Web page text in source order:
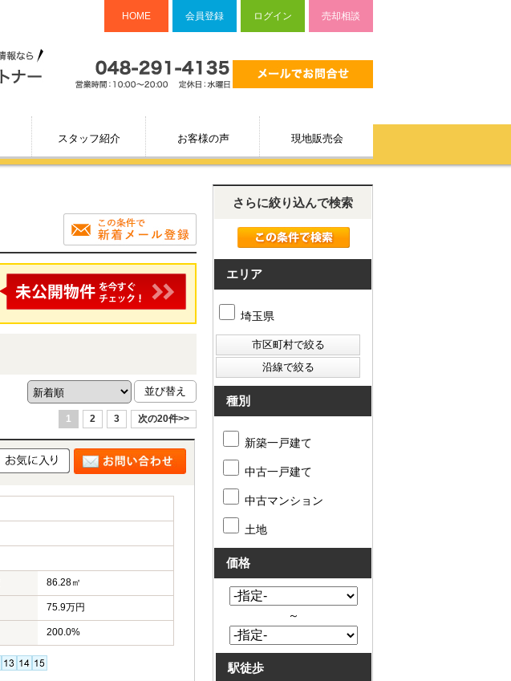
HOME 会員登録 ログイン 売却相談
スタッフ紹介 お客様の声 現地販売会
1 2 3 次の20件>>
86.28㎡
75.9万円
200.0%
さらに絞り込んで検索
エリア
埼玉県
種別
新築一戸建て
中古一戸建て
中古マンション
土地
価格
～
駅徒歩